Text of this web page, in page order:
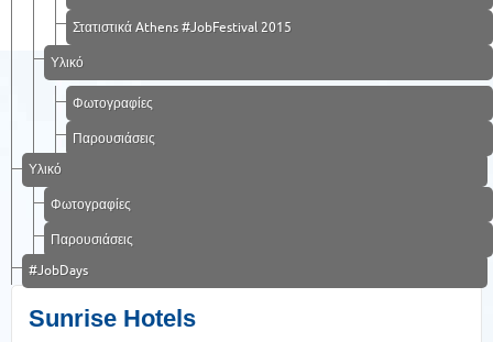
Στατιστικά Athens #JobFestival 2015
Υλικό
Φωτογραφίες
Παρουσιάσεις
Υλικό
Φωτογραφίες
Παρουσιάσεις
#JobDays
Sunrise Hotels